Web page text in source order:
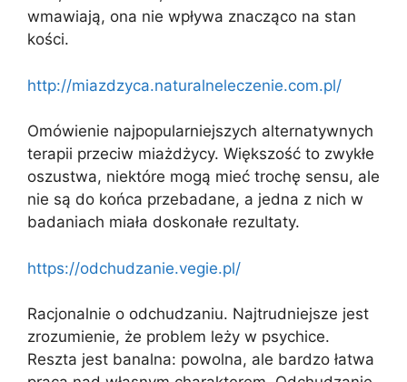
wmawiają, ona nie wpływa znacząco na stan
kości.
http://miazdzyca.naturalneleczenie.com.pl/
Omówienie najpopularniejszych alternatywnych
terapii przeciw miażdżycy. Większość to zwykłe
oszustwa, niektóre mogą mieć trochę sensu, ale
nie są do końca przebadane, a jedna z nich w
badaniach miała doskonałe rezultaty.
https://odchudzanie.vegie.pl/
Racjonalnie o odchudzaniu. Najtrudniejsze jest
zrozumienie, że problem leży w psychice.
Reszta jest banalna: powolna, ale bardzo łatwa